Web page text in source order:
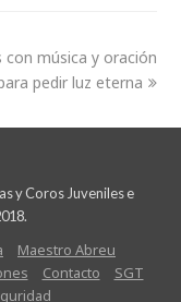
con música y oración
pedir luz eterna
y Coros Juveniles e
Maestro Abreu
Contacto
SGT